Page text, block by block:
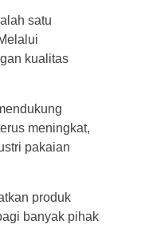
satu
kualitas
meningkat,
pakaian
produk
banyak pihak